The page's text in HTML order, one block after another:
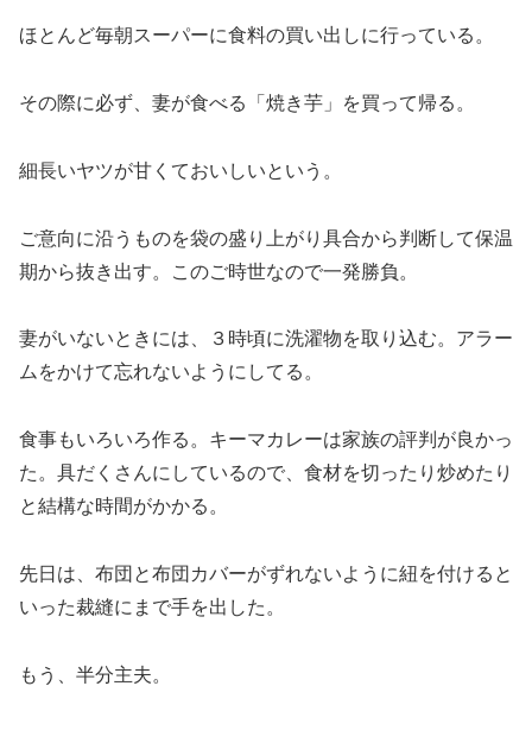
ほとんど毎朝スーパーに食料の買い出しに行っている。
その際に必ず、妻が食べる「焼き芋」を買って帰る。
細長いヤツが甘くておいしいという。
ご意向に沿うものを袋の盛り上がり具合から判断して保温
期から抜き出す。このご時世なので一発勝負。
妻がいないときには、３時頃に洗濯物を取り込む。アラー
ムをかけて忘れないようにしてる。
食事もいろいろ作る。キーマカレーは家族の評判が良かっ
た。具だくさんにしているので、食材を切ったり炒めたり
と結構な時間がかかる。
先日は、布団と布団カバーがずれないように紐を付けると
いった裁縫にまで手を出した。
もう、半分主夫。